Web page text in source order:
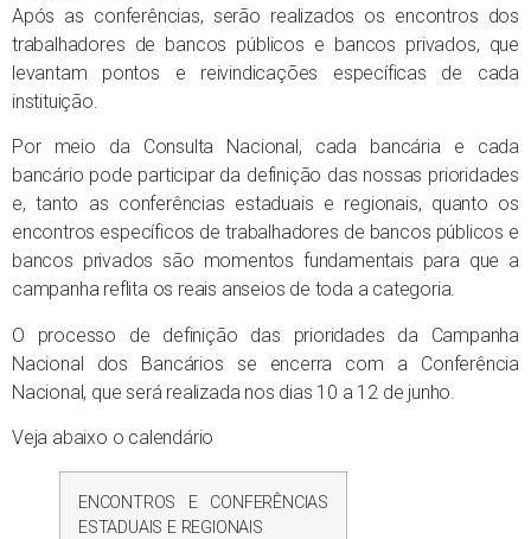
Após as conferências, serão realizados os encontros dos
trabalhadores de bancos públicos e bancos privados, que
levantam pontos e reivindicações específicas de cada
instituição.
Por meio da Consulta Nacional, cada bancária e cada
bancário pode participar da definição das nossas prioridades
e, tanto as conferências estaduais e regionais, quanto os
encontros específicos de trabalhadores de bancos públicos e
bancos privados são momentos fundamentais para que a
campanha reflita os reais anseios de toda a categoria.
O processo de definição das prioridades da Campanha
Nacional dos Bancários se encerra com a Conferência
Nacional, que será realizada nos dias 10 a 12 de junho.
Veja abaixo o calendário
ENCONTROS E CONFERÊNCIAS
ESTADUAIS E REGIONAIS